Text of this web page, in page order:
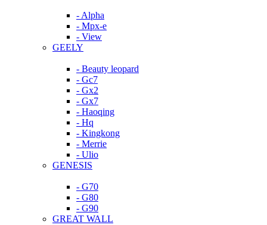
- Alpha
- Mpx-e
- View
GEELY
- Beauty leopard
- Gc7
- Gx2
- Gx7
- Haoqing
- Hq
- Kingkong
- Merrie
- Ulio
GENESIS
- G70
- G80
- G90
GREAT WALL